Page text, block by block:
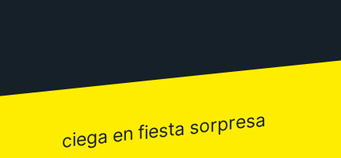
ciega en fiesta sorpresa